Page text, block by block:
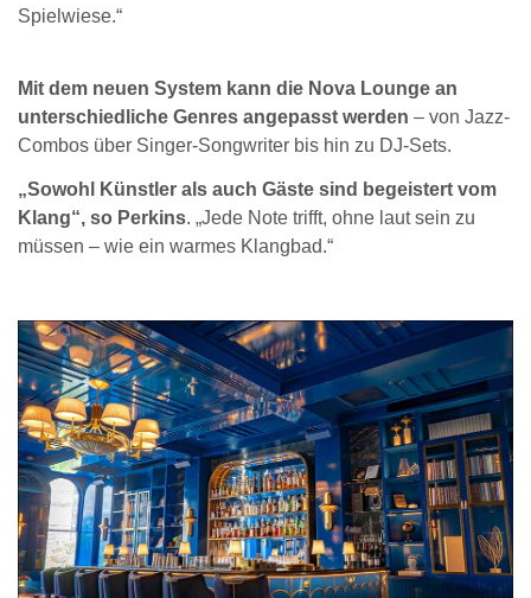
Spielwiese.“
Mit dem neuen System kann die Nova Lounge an
unterschiedliche Genres angepasst werden – von Jazz-
Combos über Singer-Songwriter bis hin zu DJ-Sets.
„Sowohl Künstler als auch Gäste sind begeistert vom
Klang“, so Perkins. „Jede Note trifft, ohne laut sein zu
müssen – wie ein warmes Klangbad.“